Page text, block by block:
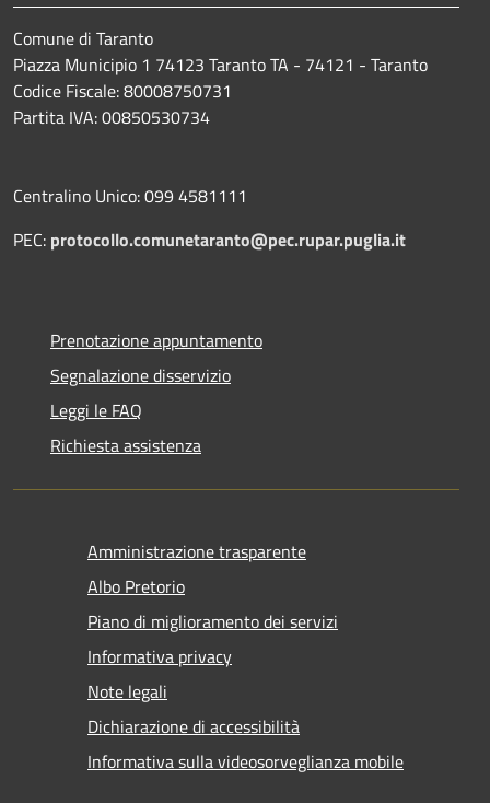
Comune di Taranto
Piazza Municipio 1 74123 Taranto TA - 74121 - Taranto
Codice Fiscale: 80008750731
Partita IVA: 00850530734
Centralino Unico: 099 4581111
PEC: protocollo.comunetaranto@pec.rupar.puglia.it
Prenotazione appuntamento
Segnalazione disservizio
Leggi le FAQ
Richiesta assistenza
Amministrazione trasparente
Albo Pretorio
Piano di miglioramento dei servizi
Informativa privacy
Note legali
Dichiarazione di accessibilità
Informativa sulla videosorveglianza mobile